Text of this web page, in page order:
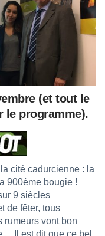
(et tout le
le programme).
cité cadurcienne : la
900ème bougie !
9 siècles
de fêter, tous
rumeurs vont bon
Il est dit que ce bel